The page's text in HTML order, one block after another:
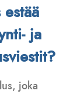
ja
joka